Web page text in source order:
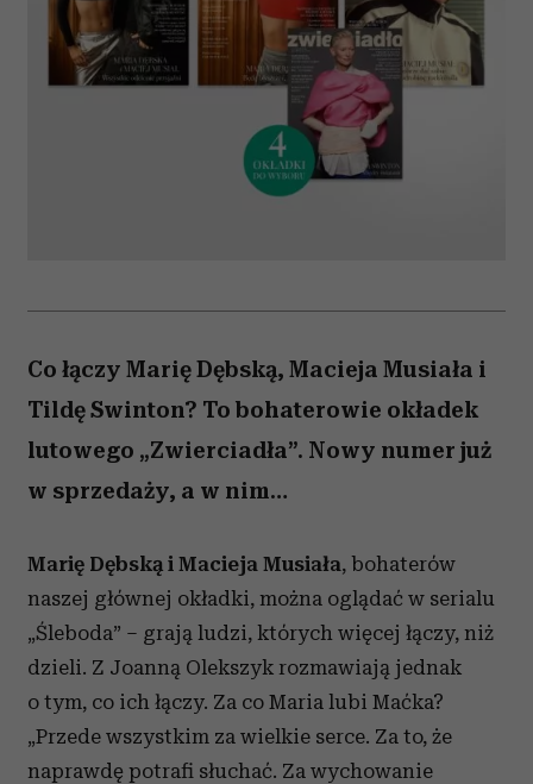
Co łączy Marię Dębską, Macieja Musiała i
Tildę Swinton? To bohaterowie okładek
lutowego „Zwierciadła”. Nowy numer już
w sprzedaży, a w nim…
Marię Dębską i Macieja Musiała, bohaterów
naszej głównej okładki, można oglądać w serialu
„Śleboda” – grają ludzi, których więcej łączy, niż
dzieli. Z Joanną Olekszyk rozmawiają jednak
o tym, co ich łączy. Za co Maria lubi Maćka?
„Przede wszystkim za wielkie serce. Za to, że
naprawdę potrafi słuchać. Za wychowanie